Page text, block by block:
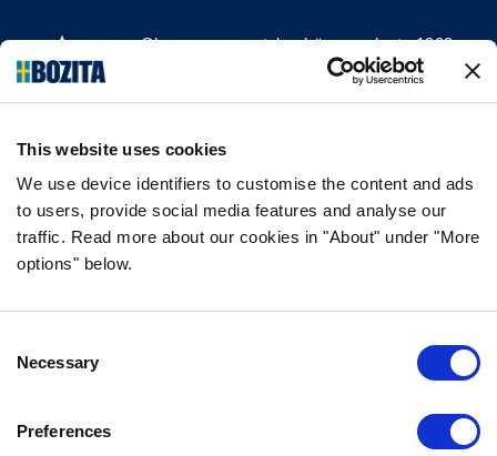
This website uses cookies
We use device identifiers to customise the content and ads
to users, provide social media features and analyse our
traffic. Read more about our cookies in "About" under "More
options" below.
Selection
Necessary
Preferences
Olemme menestyksekäs, vuodesta 1903
saakka kissan- ja koiranruokaa valmistava
yritys Vårgårdasta, Ruotsista. Pidämme
Teemme koiran- ja kissanruokaa
korkealaatuisista ainesosista ja ilman
tarpeettomia lisäaineita.
USEIN KYSYTYT KYSYMYKSET